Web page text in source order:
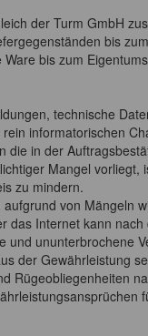
der Turm GmbH
bis
bis zum
technische
informatorischen
die in der
Mangel
zu mindern.
von Mängeln
das Internet kann
und ununterbrochene
der Gewährleistung
Rügeobliegenheiten